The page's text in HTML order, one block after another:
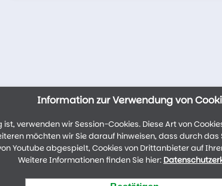
Information zur Verwendung von
verwenden wir Session-Cookies. Diese Art von
möchten wir Sie darauf hinweisen, dass durch
Youtube abgespielt, Cookies von Drittanbieter auf
Weitere Informationen finden Sie hier: